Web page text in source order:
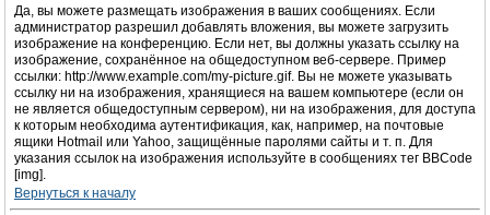
Да, вы можете размещать изображения в ваших сообщениях. Если
администратор разрешил добавлять вложения, вы можете загрузить
изображение на конференцию. Если нет, вы должны указать ссылку на
изображение, сохранённое на общедоступном веб-сервере. Пример
ссылки: http://www.example.com/my-picture.gif. Вы не можете указывать
ссылку ни на изображения, хранящиеся на вашем компьютере (если он
не является общедоступным сервером), ни на изображения, для доступа
к которым необходима аутентификация, как, например, на почтовые
ящики Hotmail или Yahoo, защищённые паролями сайты и т. п. Для
указания ссылок на изображения используйте в сообщениях тег BBCode
[img].
Вернуться к началу